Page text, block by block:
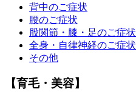
背中のご症状
腰のご症状
股関節・膝・足のご症状
全身・自律神経のご症状
その他
【育毛・美容】